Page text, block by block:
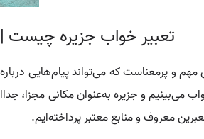
تعبیر خواب جزیره چیست
و پرمعناست که می‌تواند پیام‌هایی
می‌بینیم و جزیره به‌عنوان مکانی
معروف و منابع معتبر پرداخته‌ایم.